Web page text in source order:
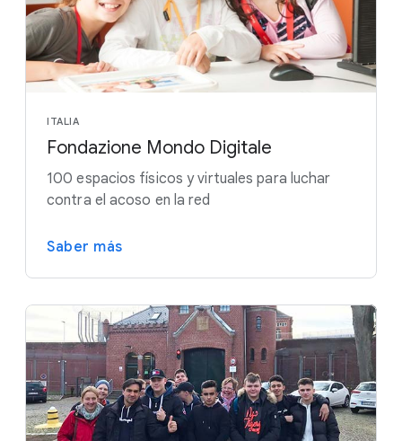
ITALIA
Fondazione Mondo Digitale
100 espacios físicos y virtuales para luchar
contra el acoso en la red
Saber más